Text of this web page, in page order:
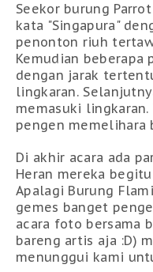
Seekor burung
kata "Singapura"
penonton riuh
Kemudian
dengan jarak
lingkaran.
memasuki lingkaran.
pengen memelihara
Di akhir acara ada
Heran mereka
Apalagi Burung
gemes banget
acara foto bersama
bareng artis aja :D)
menunggui kami